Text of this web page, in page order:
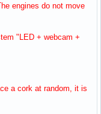
engines do not move
"LED + webcam +
a cork at random, it is